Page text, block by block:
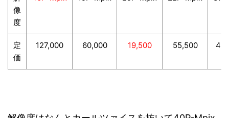
像
度
定
価
127,000 60,000 19,500 55,500